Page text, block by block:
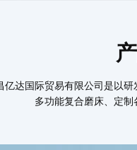
亿达国际贸易有限公司是以
多功能复合磨床、定制